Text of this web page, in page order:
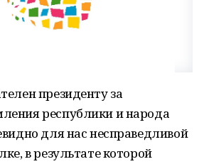
президенту за
республики и народа
для нас несправедливой
в результате которой